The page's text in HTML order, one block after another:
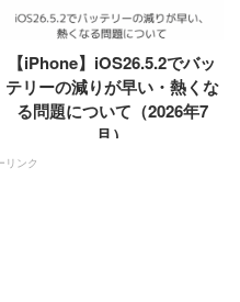
【iPhone】iOS26.5.2でバッ
テリーの減りが早い・熱くな
る問題について（2026年7
月）
リンク